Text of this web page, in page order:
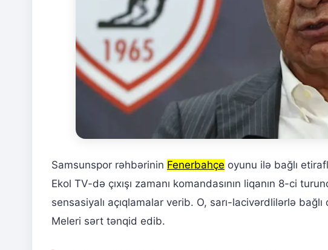
Samsunspor rəhbərinin Fenerbahçe oyunu ilə bağlı
Ekol TV-də çıxışı zamanı komandasının liqanın 8-ci
sensasiyalı açıqlamalar verib. O, sarı-lacivərdlilərlə
Meleri sərt tənqid edib.